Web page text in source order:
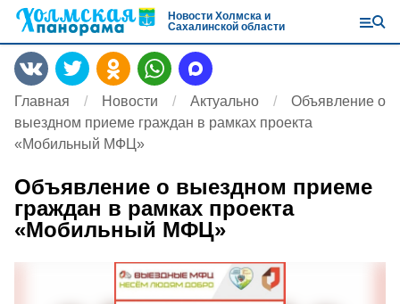
Новости Холмска и
Сахалинской области
Главная Новости Актуально
Объявление о
выездном приеме граждан в рамках проекта
«Мобильный МФЦ»
Объявление о выездном приеме
граждан в рамках проекта
«Мобильный МФЦ»